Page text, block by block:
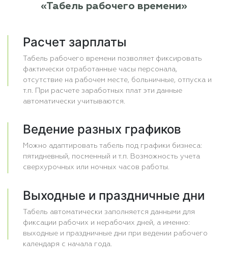
«Табель рабочего времени»
Расчет зарплаты
Табель рабочего времени позволяет фиксировать
фактически отработанные часы персонала,
отсутствие на рабочем месте, больничные, отпуска и
т.п. При расчете заработных плат эти данные
автоматически учитываются.
Ведение разных графиков
Можно адаптировать табель под графики бизнеса:
пятидневный, посменный и т.п. Возможность учета
сверхурочных или ночных часов работы.
Выходные и праздничные дни
Табель автоматически заполняется данными для
фиксации рабочих и нерабочих дней, а именно:
выходные и праздничные дни при ведении рабочего
календаря с начала года.